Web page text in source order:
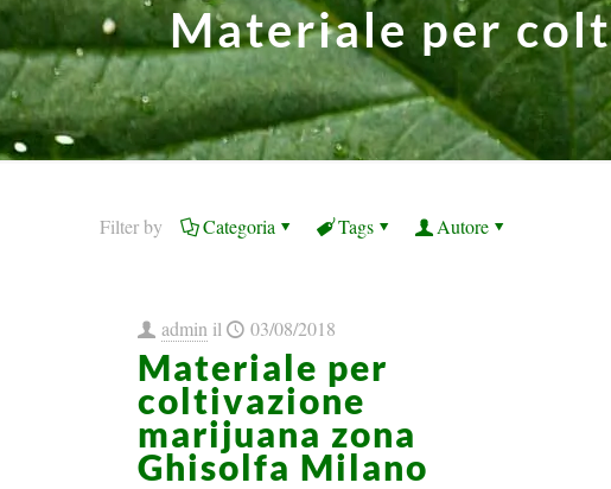
Materiale per
Filter by Categoria Tags Autore
admin il 03/08/2018
Materiale per
coltivazione
marijuana zona
Ghisolfa Milano